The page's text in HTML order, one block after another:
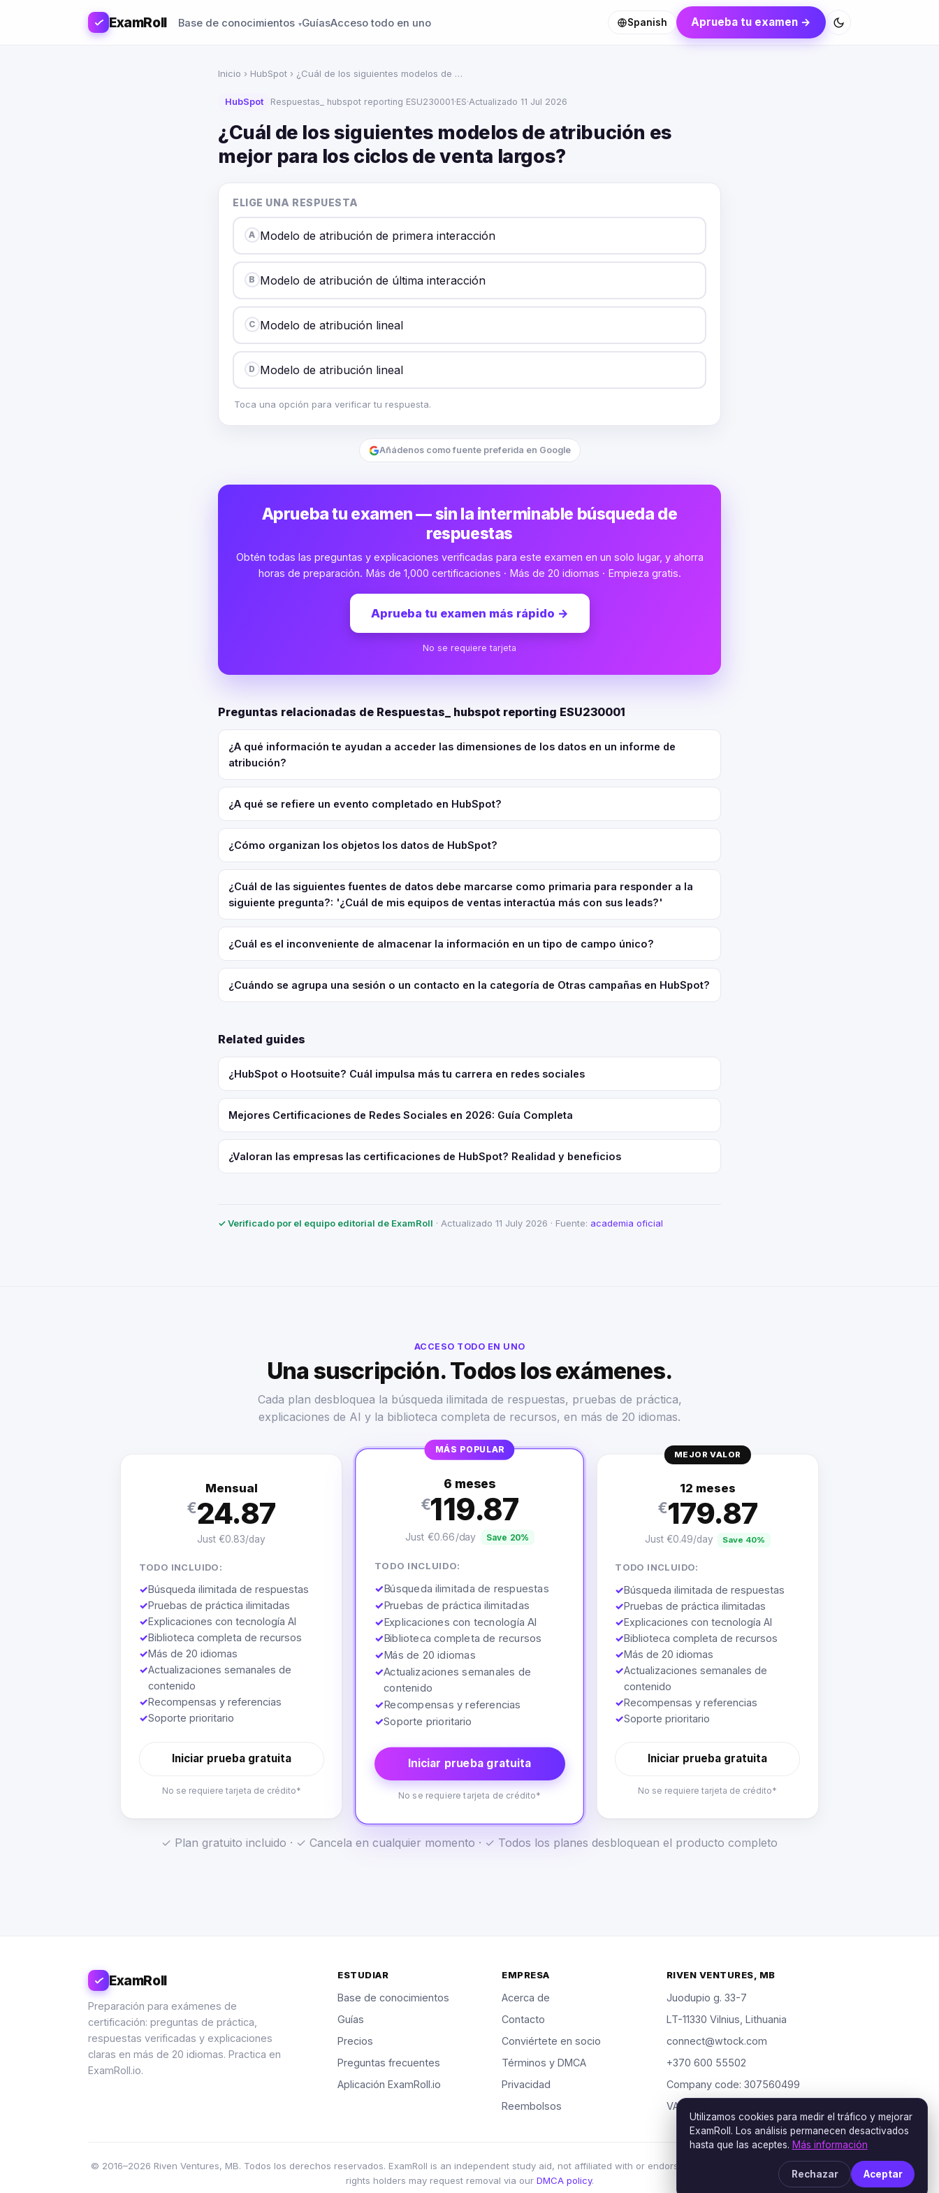
ExamRoll Base de conocimientos GuíasAcceso todo en uno Spanish Aprueba tu examen →
Inicio › HubSpot › ¿Cuál de los siguientes modelos de …
HubSpot Respuestas_ hubspot reporting ESU230001·ES·Actualizado 11 Jul 2026
¿Cuál de los siguientes modelos de atribución es
mejor para los ciclos de venta largos?
ELIGE UNA RESPUESTA
A Modelo de atribución de primera interacción
B Modelo de atribución de última interacción
C Modelo de atribución lineal
D Modelo de atribución lineal
Toca una opción para verificar tu respuesta.
Añádenos como fuente preferida en Google
Aprueba tu examen — sin la interminable búsqueda de
respuestas
Obtén todas las preguntas y explicaciones verificadas para este examen en un solo lugar, y ahorra
horas de preparación. Más de 1,000 certificaciones · Más de 20 idiomas · Empieza gratis.
Aprueba tu examen más rápido →
No se requiere tarjeta
Preguntas relacionadas de Respuestas_ hubspot reporting ESU230001
¿A qué información te ayudan a acceder las dimensiones de los datos en un informe de
atribución?
¿A qué se refiere un evento completado en HubSpot?
¿Cómo organizan los objetos los datos de HubSpot?
¿Cuál de las siguientes fuentes de datos debe marcarse como primaria para responder a la
siguiente pregunta?: '¿Cuál de mis equipos de ventas interactúa más con sus leads?'
¿Cuál es el inconveniente de almacenar la información en un tipo de campo único?
¿Cuándo se agrupa una sesión o un contacto en la categoría de Otras campañas en HubSpot?
Related guides
¿HubSpot o Hootsuite? Cuál impulsa más tu carrera en redes sociales
Mejores Certificaciones de Redes Sociales en 2026: Guía Completa
¿Valoran las empresas las certificaciones de HubSpot? Realidad y beneficios
✓ Verificado por el equipo editorial de ExamRoll · Actualizado 11 July 2026 · Fuente: academia oficial
ACCESO TODO EN UNO
Una suscripción. Todos los exámenes.
Cada plan desbloquea la búsqueda ilimitada de respuestas, pruebas de práctica,
explicaciones de AI y la biblioteca completa de recursos, en más de 20 idiomas.
Mensual
€24.87
Just €0.83/day
TODO INCLUIDO:
✓Búsqueda ilimitada de respuestas
✓Pruebas de práctica ilimitadas
✓Explicaciones con tecnología AI
✓Biblioteca completa de recursos
✓Más de 20 idiomas
✓Actualizaciones semanales de
contenido
✓Recompensas y referencias
✓Soporte prioritario
Iniciar prueba gratuita
No se requiere tarjeta de crédito*
MÁS POPULAR
6 meses
€119.87
Just €0.66/day Save 20%
TODO INCLUIDO:
✓Búsqueda ilimitada de respuestas
✓Pruebas de práctica ilimitadas
✓Explicaciones con tecnología AI
✓Biblioteca completa de recursos
✓Más de 20 idiomas
✓Actualizaciones semanales de
contenido
✓Recompensas y referencias
✓Soporte prioritario
Iniciar prueba gratuita
No se requiere tarjeta de crédito*
MEJOR VALOR
12 meses
€179.87
Just €0.49/day Save 40%
TODO INCLUIDO:
✓Búsqueda ilimitada de respuestas
✓Pruebas de práctica ilimitadas
✓Explicaciones con tecnología AI
✓Biblioteca completa de recursos
✓Más de 20 idiomas
✓Actualizaciones semanales de
contenido
✓Recompensas y referencias
✓Soporte prioritario
Iniciar prueba gratuita
No se requiere tarjeta de crédito*
✓ Plan gratuito incluido · ✓ Cancela en cualquier momento · ✓ Todos los planes desbloquean el producto completo
ExamRoll
Preparación para exámenes de
certificación: preguntas de práctica,
respuestas verificadas y explicaciones
claras en más de 20 idiomas. Practica en
ExamRoll.io.
ESTUDIAR
Base de conocimientos
Guías
Precios
Preguntas frecuentes
Aplicación ExamRoll.io
EMPRESA
Acerca de
Contacto
Conviértete en socio
Términos y DMCA
Privacidad
Reembolsos
RIVEN VENTURES, MB
Juodupio g. 33-7
LT-11330 Vilnius, Lithuania
connect@wtock.com
+370 600 55502
Company code: 307560499
VAT: LT100019904318
© 2016–2026 Riven Ventures, MB. Todos los derechos reservados. ExamRoll is an independent study aid, not affiliated with or endorsed by the certification vendors named;
rights holders may request removal via our DMCA policy.
Utilizamos cookies para medir el tráfico y mejorar
ExamRoll. Los análisis permanecen desactivados
hasta que las aceptes. Más información
Rechazar Aceptar